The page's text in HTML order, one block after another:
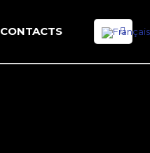
CONTACTS